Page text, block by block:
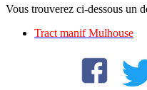
Vous trouverez ci-dessous un
Tract manif Mulhouse